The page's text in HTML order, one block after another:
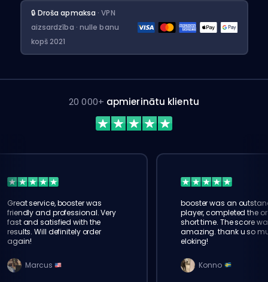
🔒 Droša apmaksa · VPN
aizsardzība · nulle banu
kopš 2021
20 000+ apmierinātu klientu
Great service, booster was
friendly and professional. Very
fast and satisfied with the
results. Will definitely order
again!
Marcus
booster was an
player, completed the
short time. The score
amazing. thank u so
eloking!
Konno